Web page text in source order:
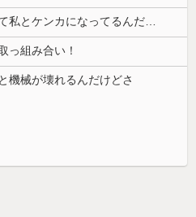
彼氏が『この車』買おうとして私とケンカになってるんだけどｗｗｗｗｗｗ
っ組み合い！
機械が壊れるんだけどさ